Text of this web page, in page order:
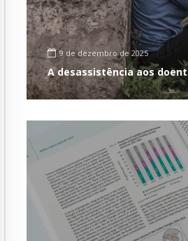
9 de dezembro de 2025
A desassistência aos